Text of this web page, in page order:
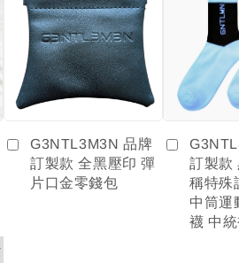
G3NTL3M3N 品牌
訂製款 全黑壓印 彈
片口金零錢包
訂製款
稱特殊
中筒運
襪 中